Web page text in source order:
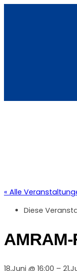
« Alle
Diese
18,Juni @ 16:00 –